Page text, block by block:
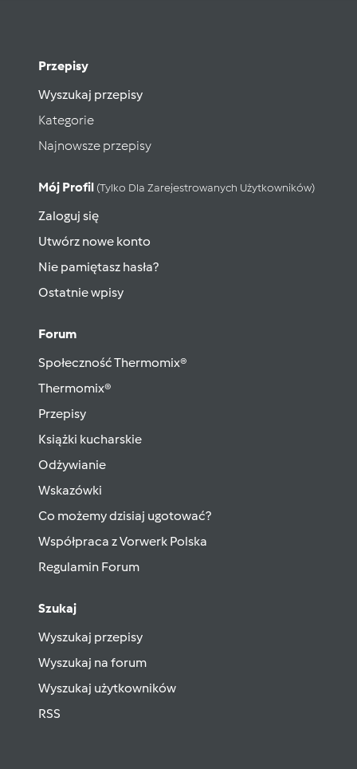
Przepisy
Wyszukaj przepisy
Kategorie
Najnowsze przepisy
Mój Profil (tylko Dla Zarejestrowanych Użytkowników)
Zaloguj się
Utwórz nowe konto
Nie pamiętasz hasła?
Ostatnie wpisy
Forum
Społeczność Thermomix®
Thermomix®
Przepisy
Książki kucharskie
Odżywianie
Wskazówki
Co możemy dzisiaj ugotować?
Współpraca z Vorwerk Polska
Regulamin Forum
Szukaj
Wyszukaj przepisy
Wyszukaj na forum
Wyszukaj użytkowników
RSS